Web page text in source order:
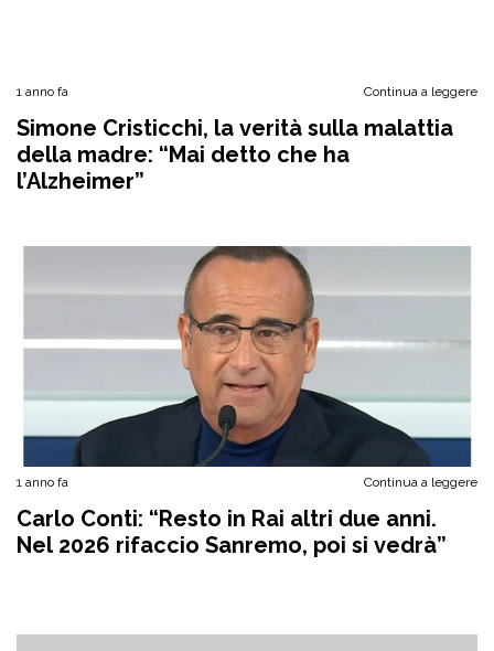
1 anno fa Continua a leggere
Simone Cristicchi, la verità sulla malattia
della madre: “Mai detto che ha
l’Alzheimer”
1 anno fa Continua a leggere
Carlo Conti: “Resto in Rai altri due anni.
Nel 2026 rifaccio Sanremo, poi si vedrà”